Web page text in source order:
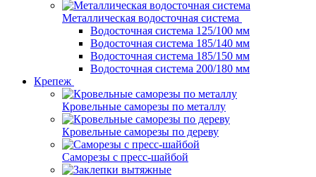
Металлическая водосточная система
Водосточная система 125/100 мм
Водосточная система 185/140 мм
Водосточная система 185/150 мм
Водосточная система 200/180 мм
Крепеж
Кровельные саморезы по металлу
Кровельные саморезы по дереву
Саморезы с пресс-шайбой